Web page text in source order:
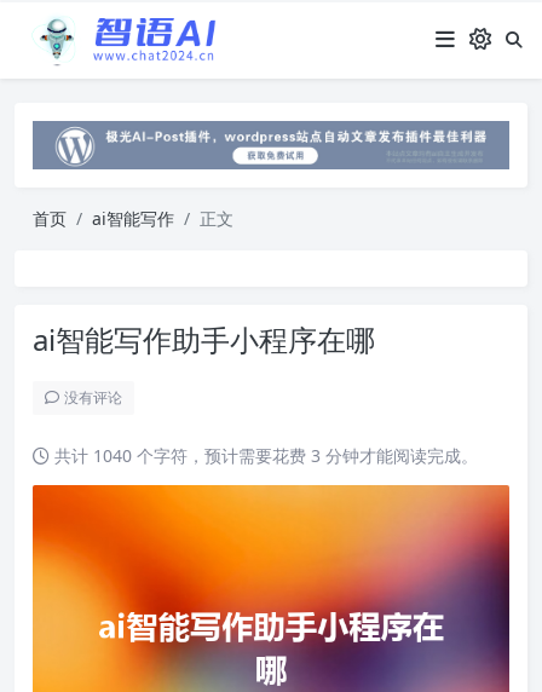
首页 ai智能写作 正文
ai智能写作助手小程序在哪
没有评论
共计 1040 个字符，预计需要花费 3 分钟才能阅读完成。